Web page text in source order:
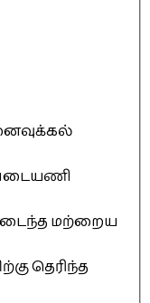
படையணி
மற்றைய
தெரிந்த